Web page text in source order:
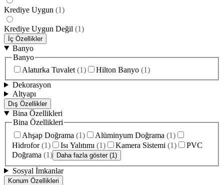
Krediye Uygun (1)
Krediye Uygun Değil (1)
İç Özellikler
Banyo
Banyo
Alaturka Tuvalet (1) Hilton Banyo (1)
Dekorasyon
Altyapı
Dış Özellikler
Bina Özellikleri
Bina Özellikleri
Ahşap Doğrama (1) Alüminyum Doğrama (1)
Hidrofor (1) Isı Yalıtımı (1) Kamera Sistemi (1)
PVC
Doğrama (1) Daha fazla göster (1)
Sosyal İmkanlar
Konum Özellikleri